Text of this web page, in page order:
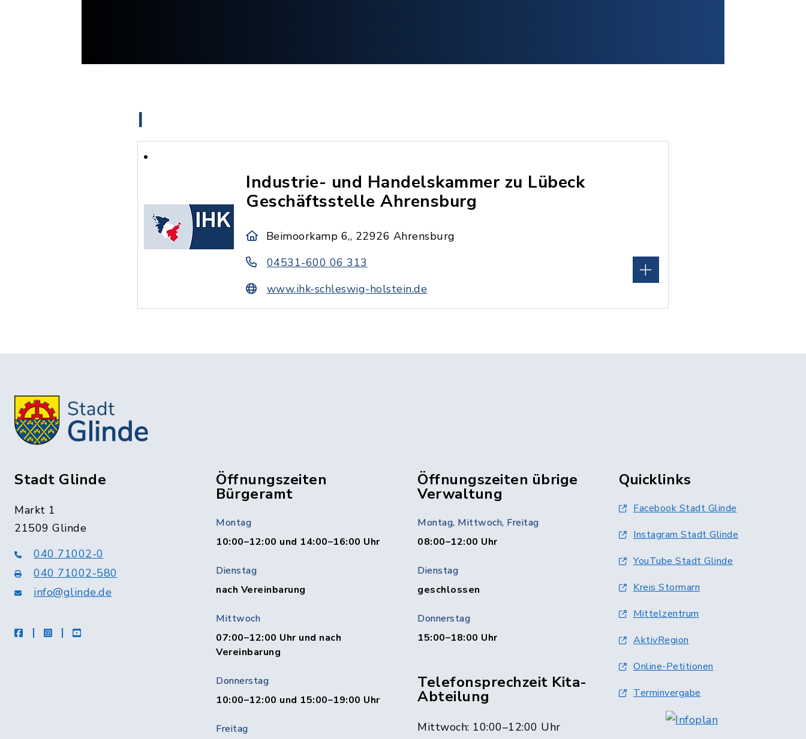
I
Industrie- und Handelskammer zu Lübeck
Geschäftsstelle Ahrensburg
Beimoorkamp 6,, 22926 Ahrensburg
04531-600 06 313
www.ihk-schleswig-holstein.de
Stadt Glinde
Markt 1
21509 Glinde
040 71002-0
040 71002-580
info@glinde.de
facebookinstagramYoutube
Öffnungszeiten
Bürgeramt
Montag
10:00–12:00 und 14:00–16:00 Uhr
Dienstag
nach Vereinbarung
Mittwoch
07:00–12:00 Uhr und nach
Vereinbarung
Donnerstag
10:00–12:00 und 15:00–19:00 Uhr
Freitag
Öffnungszeiten übrige
Verwaltung
Montag, Mittwoch, Freitag
08:00–12:00 Uhr
Dienstag
geschlossen
Donnerstag
15:00–18:00 Uhr
Telefonsprechzeit Kita-
Abteilung
Mittwoch: 10:00–12:00 Uhr
Quicklinks
Facebook Stadt Glinde
Instagram Stadt Glinde
YouTube Stadt Glinde
Kreis Stormarn
Mittelzentrum
AktivRegion
Online-Petitionen
Terminvergabe